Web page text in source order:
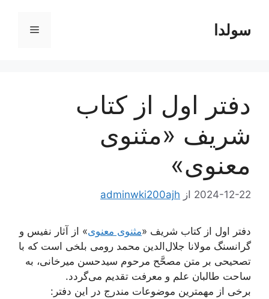
محتواسولدا فهرست
دفتر اول از کتاب
شریف «مثنوی
معنوی»
2024-12-22 از adminwki200ajh
دفتر اول از کتاب شریف «مثنوی معنوی» از آثار نفیس و
گرانسنگ مولانا جلال‌الدین محمد رومی بلخی است که با
تصحیحی بر متن مصحَّح مرحوم سیدحسن میرخانی، به
ساحت طالبان علم و معرفت تقدیم می‌گردد.
برخی از مهمترین موضوعات مندرج در این دفتر: